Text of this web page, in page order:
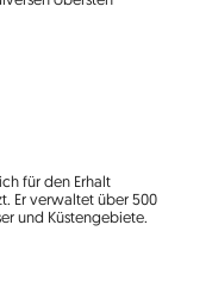
für den Erhalt
Er verwaltet über 500
und Küstengebiete.